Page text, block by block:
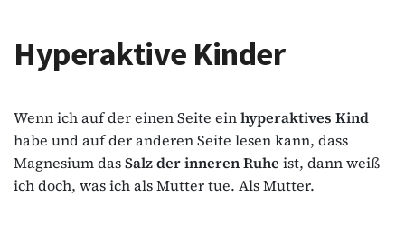
Hyperaktive Kinder
Wenn ich auf der einen Seite einhyperaktives Kind
habe und auf der anderen Seite lesen kann, dass
Magnesium dasSalz der inneren Ruhe ist, dann weiß
ich doch, was ich als Mutter tue. Als Mutter.